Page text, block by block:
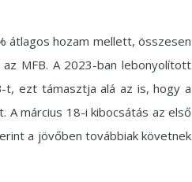
átlagos hozam mellett, összesen
MFB. A 2023-ban lebonyolított
t, ezt támasztja alá az is, hogy a
március 18-i kibocsátás az első
a jövőben továbbiak követnek